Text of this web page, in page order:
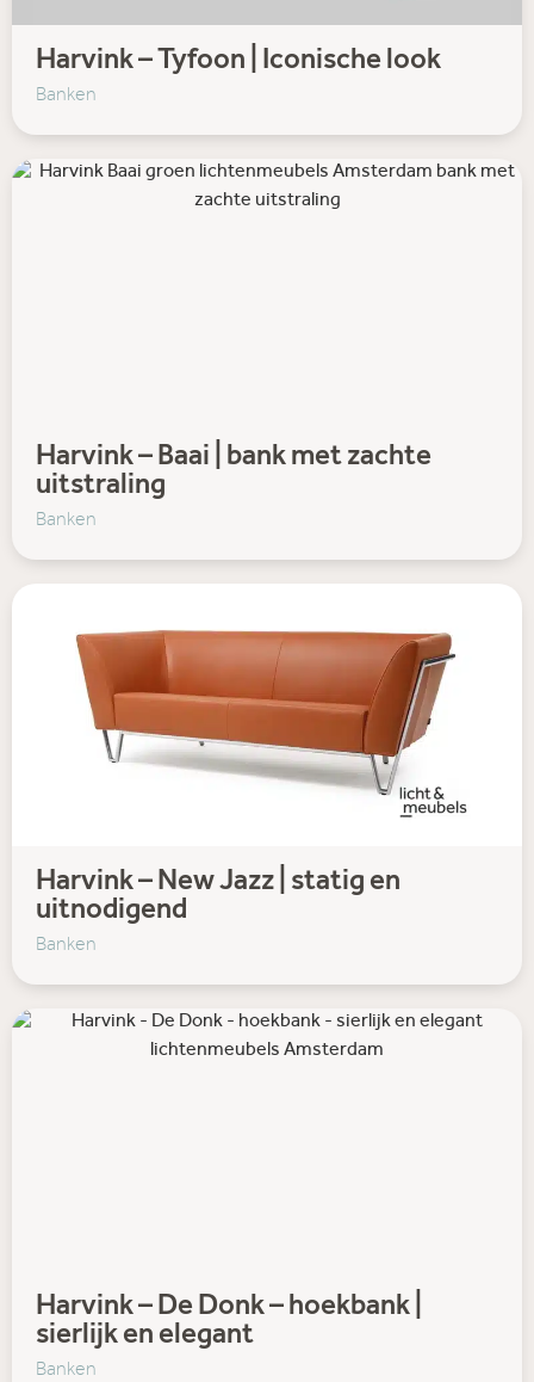
Harvink – Tyfoon | Iconische look
Banken
Harvink – Baai | bank met zachte
uitstraling
Banken
Harvink – New Jazz | statig en
uitnodigend
Banken
Harvink – De Donk – hoekbank |
sierlijk en elegant
Banken